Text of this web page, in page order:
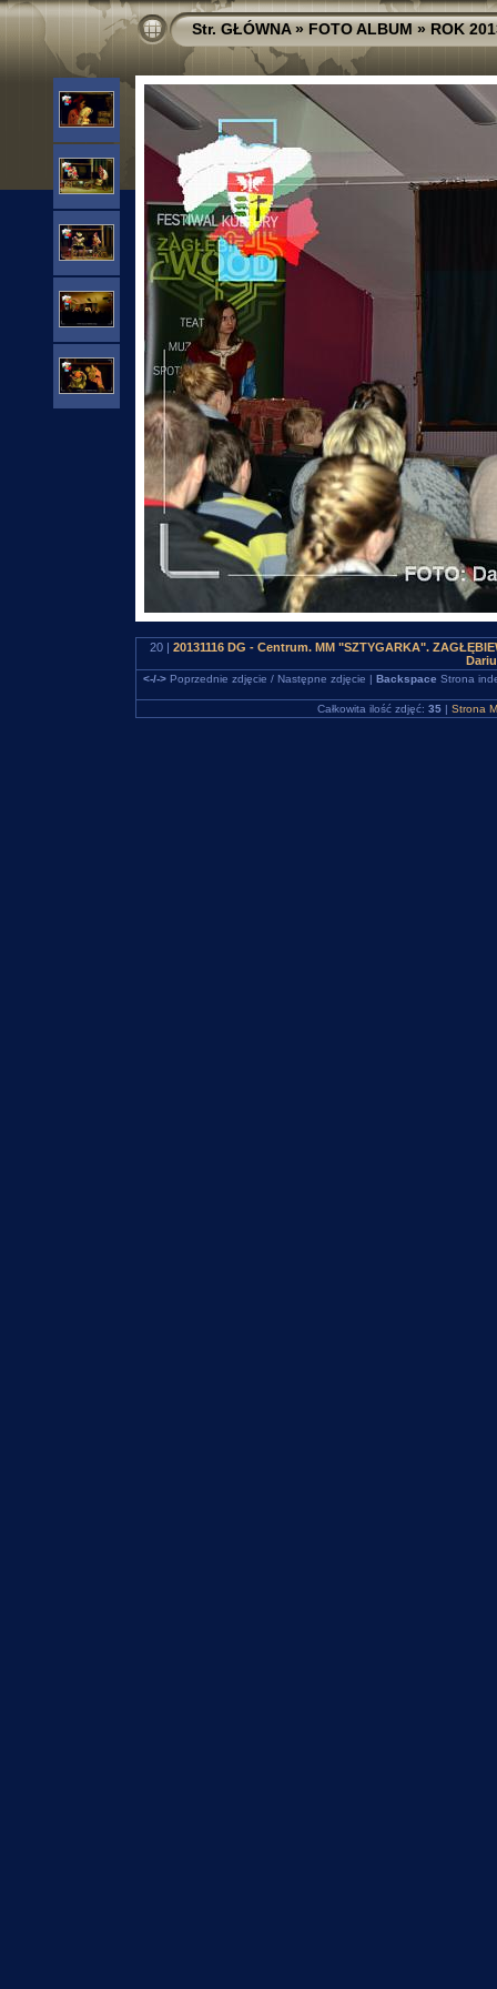
Str. GŁÓWNA»FOTO ALBUM»ROK
20 | 20131116 DG - Centrum. MM "SZTYGARKA".
<-/->Poprzednie zdjęcie / Następne zdjęcie | Backspace Strona
Całkowita ilość zdjęć: 35 | Strona